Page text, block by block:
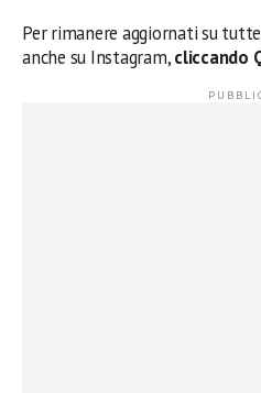
Per rimanere aggiornati su
anche su Instagram,cliccando